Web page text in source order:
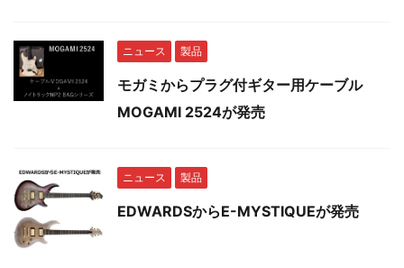
ニュース 製品
モガミからプラグ付ギター用ケーブル
MOGAMI 2524が発売
ニュース 製品
EDWARDSからE-MYSTIQUEが発売